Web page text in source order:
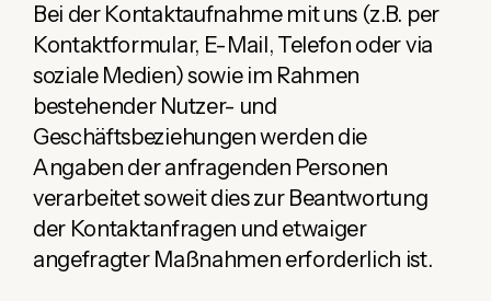
Bei der Kontaktaufnahme mit uns (z.B. per
Kontaktformular, E-Mail, Telefon oder via
soziale Medien) sowie im Rahmen
bestehender Nutzer- und
Geschäftsbeziehungen werden die
Angaben der anfragenden Personen
verarbeitet soweit dies zur Beantwortung
der Kontaktanfragen und etwaiger
angefragter Maßnahmen erforderlich ist.